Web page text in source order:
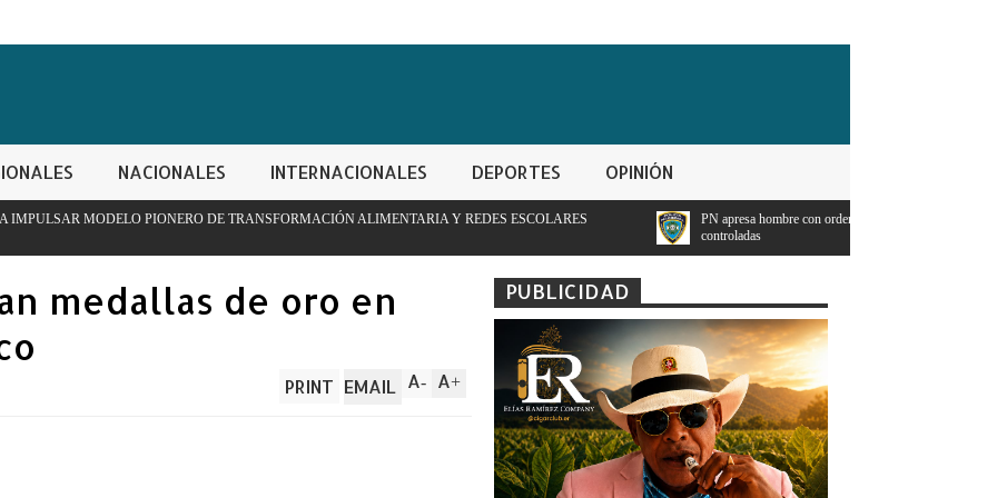
NACIONALES INTERNACIONALES DEPORTES OPINIÓN
DE TRANSFORMACIÓN ALIMENTARIA Y REDES ESCOLARES
PN apresa hombre con orden de detencion por ppresunto trafico de sustancias
medallas de oro en
A+
A-
PRINT EMAIL
PUBLICIDAD